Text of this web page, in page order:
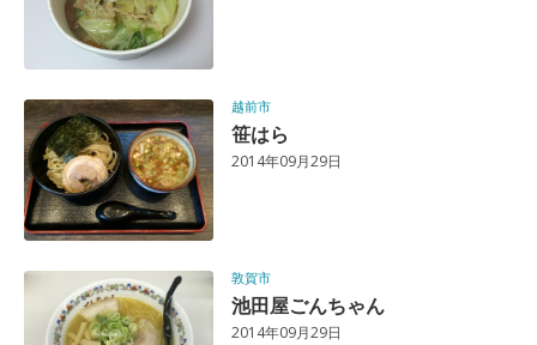
越前市
笹はら
2014年09月29日
敦賀市
池田屋ごんちゃん
2014年09月29日